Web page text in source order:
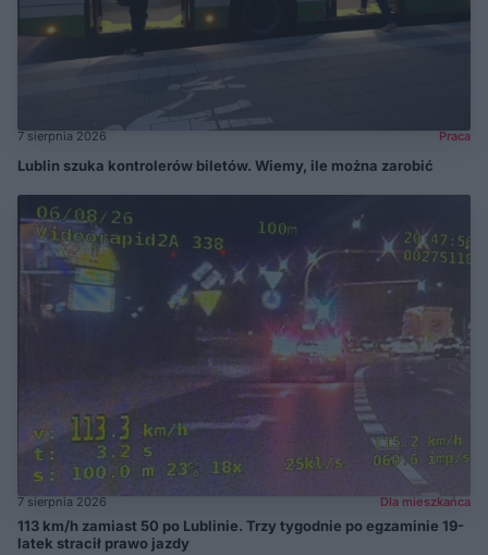
7 sierpnia 2026 Praca
Lublin szuka kontrolerów biletów. Wiemy, ile można zarobić
7 sierpnia 2026 Dla mieszkańca
113 km/h zamiast 50 po Lublinie. Trzy tygodnie po egzaminie 19-
latek stracił prawo jazdy